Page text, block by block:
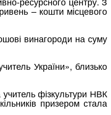
– кошти місцевого
винагороди на суму
України», близько
фізкультури НВК
призером стала